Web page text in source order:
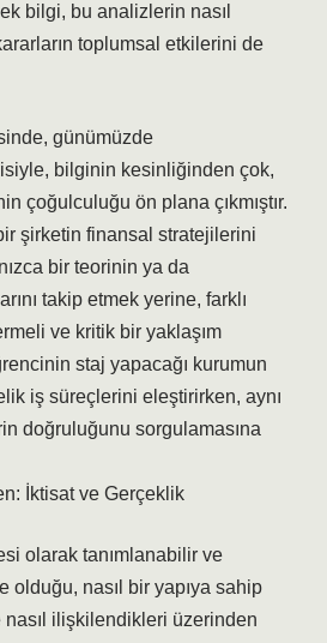
bilgi, bu analizlerin nasıl
toplumsal etkilerini de
günümüzde
bilginin kesinliğinden çok,
çoğulculuğu ön plana çıkmıştır.
şirketin finansal stratejilerini
bir teorinin ya da
takip etmek yerine, farklı
ve kritik bir yaklaşım
staj yapacağı kurumun
iş süreçlerini eleştirirken, aynı
doğruluğunu sorgulamasına
İktisat ve Gerçeklik
olarak tanımlanabilir ve
olduğu, nasıl bir yapıya sahip
nasıl ilişkilendikleri üzerinden